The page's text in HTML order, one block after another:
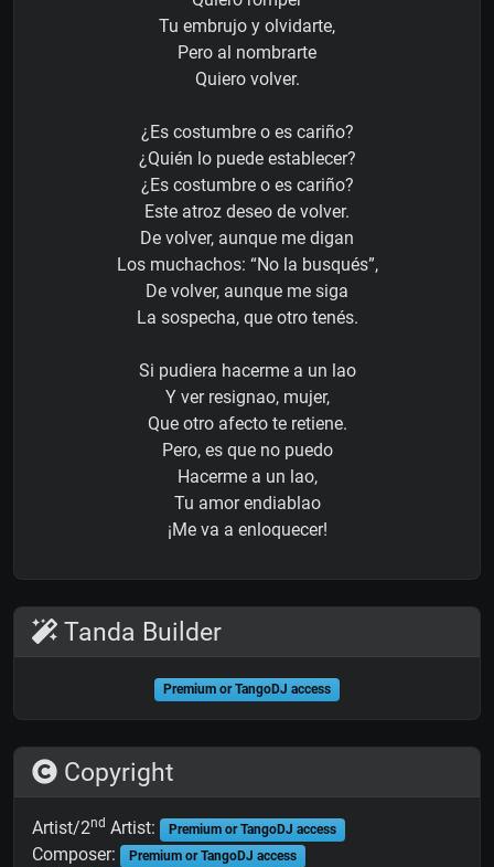
Tu embrujo y olvidarte,
Pero al nombrarte
Quiero volver.
¿Es costumbre o es cariño?
¿Quién lo puede establecer?
¿Es costumbre o es cariño?
Este atroz deseo de volver.
De volver, aunque me digan
Los muchachos: “No la busqués”,
De volver, aunque me siga
La sospecha, que otro tenés.
Si pudiera hacerme a un lao
Y ver resignao, mujer,
Que otro afecto te retiene.
Pero, es que no puedo
Hacerme a un lao,
Tu amor endiablao
¡Me va a enloquecer!
Tanda Builder
Premium or TangoDJ access
Copyright
Artist/2nd Artist: Premium or TangoDJ access
Composer: Premium or TangoDJ access